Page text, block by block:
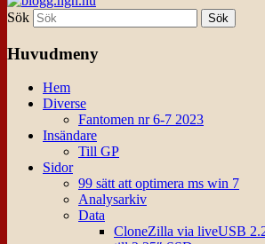
Sök
Huvudmeny
Hem
Diverse
Fantomen nr 6-7 2023
Insändare
Till GP
Sidor
99 sätt att optimera ms win 7
Analysarkiv
Data
CloneZilla via liveUSB